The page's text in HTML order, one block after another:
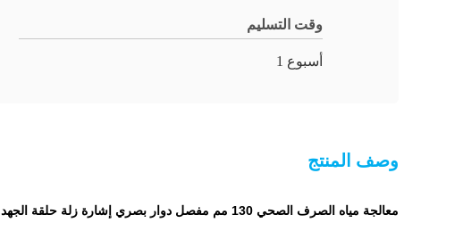
وقت التسليم
أسبوع 1
وصف المنتج
معالجة مياه الصرف الصحي 130 مم مفصل دوار بصري إشارة زلة حلقة الجهد 400 VAC